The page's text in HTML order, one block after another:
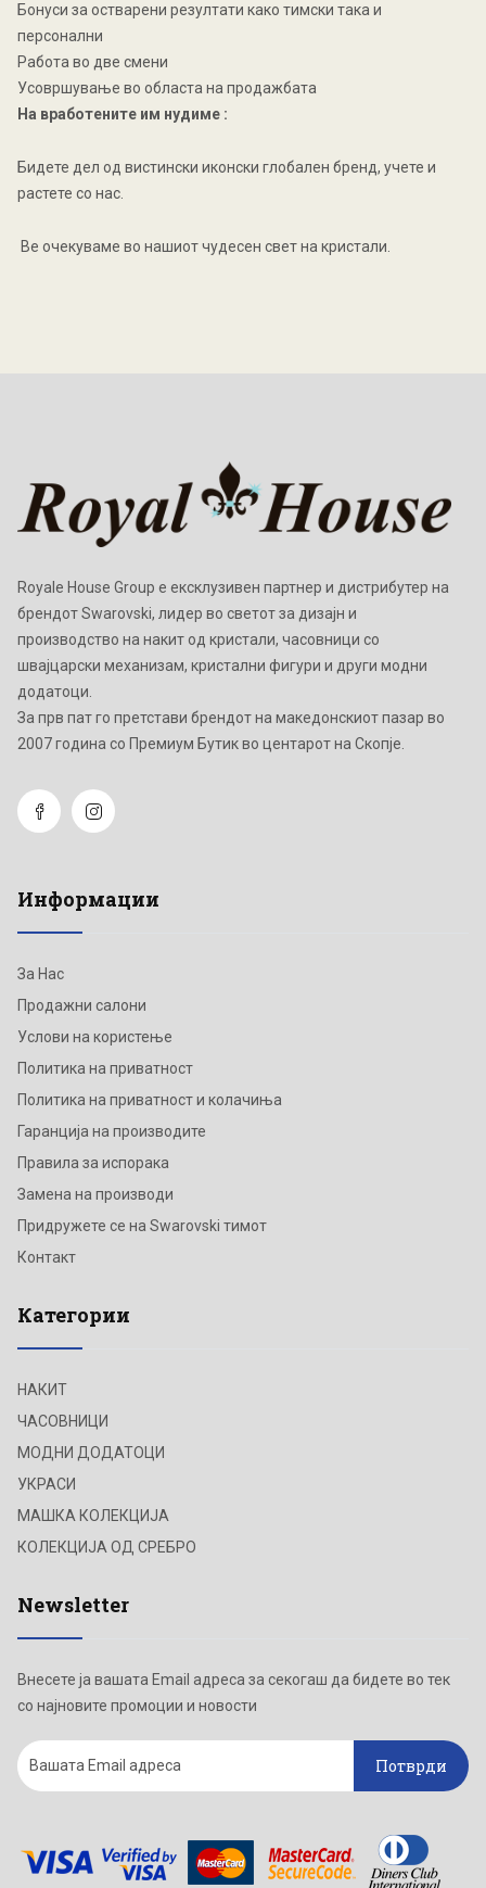
Бонуси за остварени резултати како тимски така и
персонални
Работа во две смени
Усовршување во областа на продажбата
На вработените им нудиме :
Бидете дел од вистински иконски глобален бренд, учете и
растете со нас.
Ве очекуваме во нашиот чудесен свет на кристали.
Royale House Group е ексклузивен партнер и дистрибутер на
брендот Swarovski, лидер во светот за дизајн и
производство на накит од кристали, часовници со
швајцарски механизам, кристални фигури и други модни
додатоци.
Зa прв пат го претстави брендот на македонскиот пазар во
2007 година со Премиум Бутик во центарот на Скопје.
Информации
За Нас
Продажни салони
Услови на користење
Политика на приватност
Политика на приватност и колачиња
Гаранција на производите
Правила за испорака
Замена на производи
Придружете се на Swarovski тимот
Контакт
Категории
НАКИТ
ЧАСОВНИЦИ
МОДНИ ДОДАТОЦИ
УКРАСИ
МАШКА КОЛЕКЦИЈА
КОЛЕКЦИЈА ОД СРЕБРО
Newsletter
Внесете ја вашата Email адреса за секогаш да бидете во тек
со најновите промоции и новости
Потврди